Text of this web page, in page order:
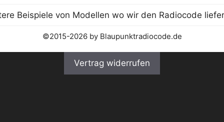
©2015-2026 by Blaupunktradiocode.de
Vertrag widerrufen